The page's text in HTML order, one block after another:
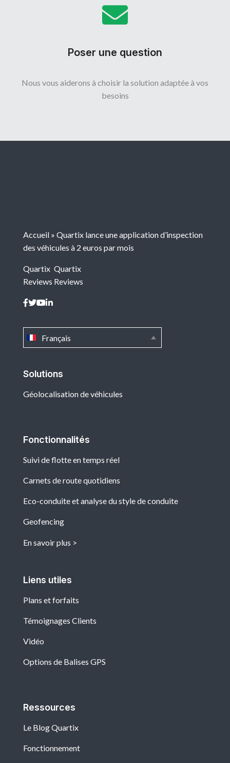
Poser une question
Nous vous aiderons à choisir la solution adaptée à vos
besoins
Solutions
Géolocalisation de véhicules
Fonctionnalités
Suivi de flotte en temps réel
Carnets de route quotidiens
Eco-conduite et analyse du style de conduite
Geofencing
En savoir plus
Liens utiles
Plans et forfaits
Témoignages Clients
Vidéo
Options de Balises GPS
Ressources
Le Blog Quartix
Fonctionnement
Français
Accueil » Quartix lance une application d’inspection
des véhicules à 2 euros par mois
Quartix
Reviews
Quartix
Reviews